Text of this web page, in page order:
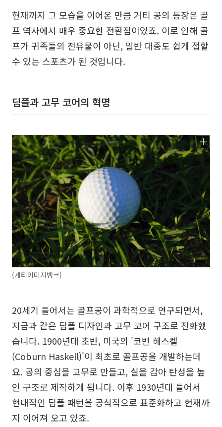
현재까지 그 모습을 이어온 만큼 거티 공의 등장은 골
프 역사에서 매우 중요한 전환점이었죠. 이로 인해 골
프가 귀족들의 전유물이 아닌, 일반 대중도 쉽게 접할
수 있는 스포츠가 된 것입니다.
딤플과 고무 코어의 혁명
(게티이미지뱅크)
20세기 들어서는 골프공이 과학적으로 연구되면서,
지금과 같은 딤플 디자인과 고무 코어 구조로 진화했
습니다. 1900년대 초반, 미국의 '코번 해스켈
(Coburn Haskell)'이 최초로 골프공을 개발하는데
요. 공의 중심을 고무로 만들고, 실을 감아 탄성을 높
인 구조로 제작하게 됩니다. 이후 1930년대 들어서
현대적인 딤플 패턴을 공식적으로 표준화하고 현재까
지 이어져 오고 있죠.